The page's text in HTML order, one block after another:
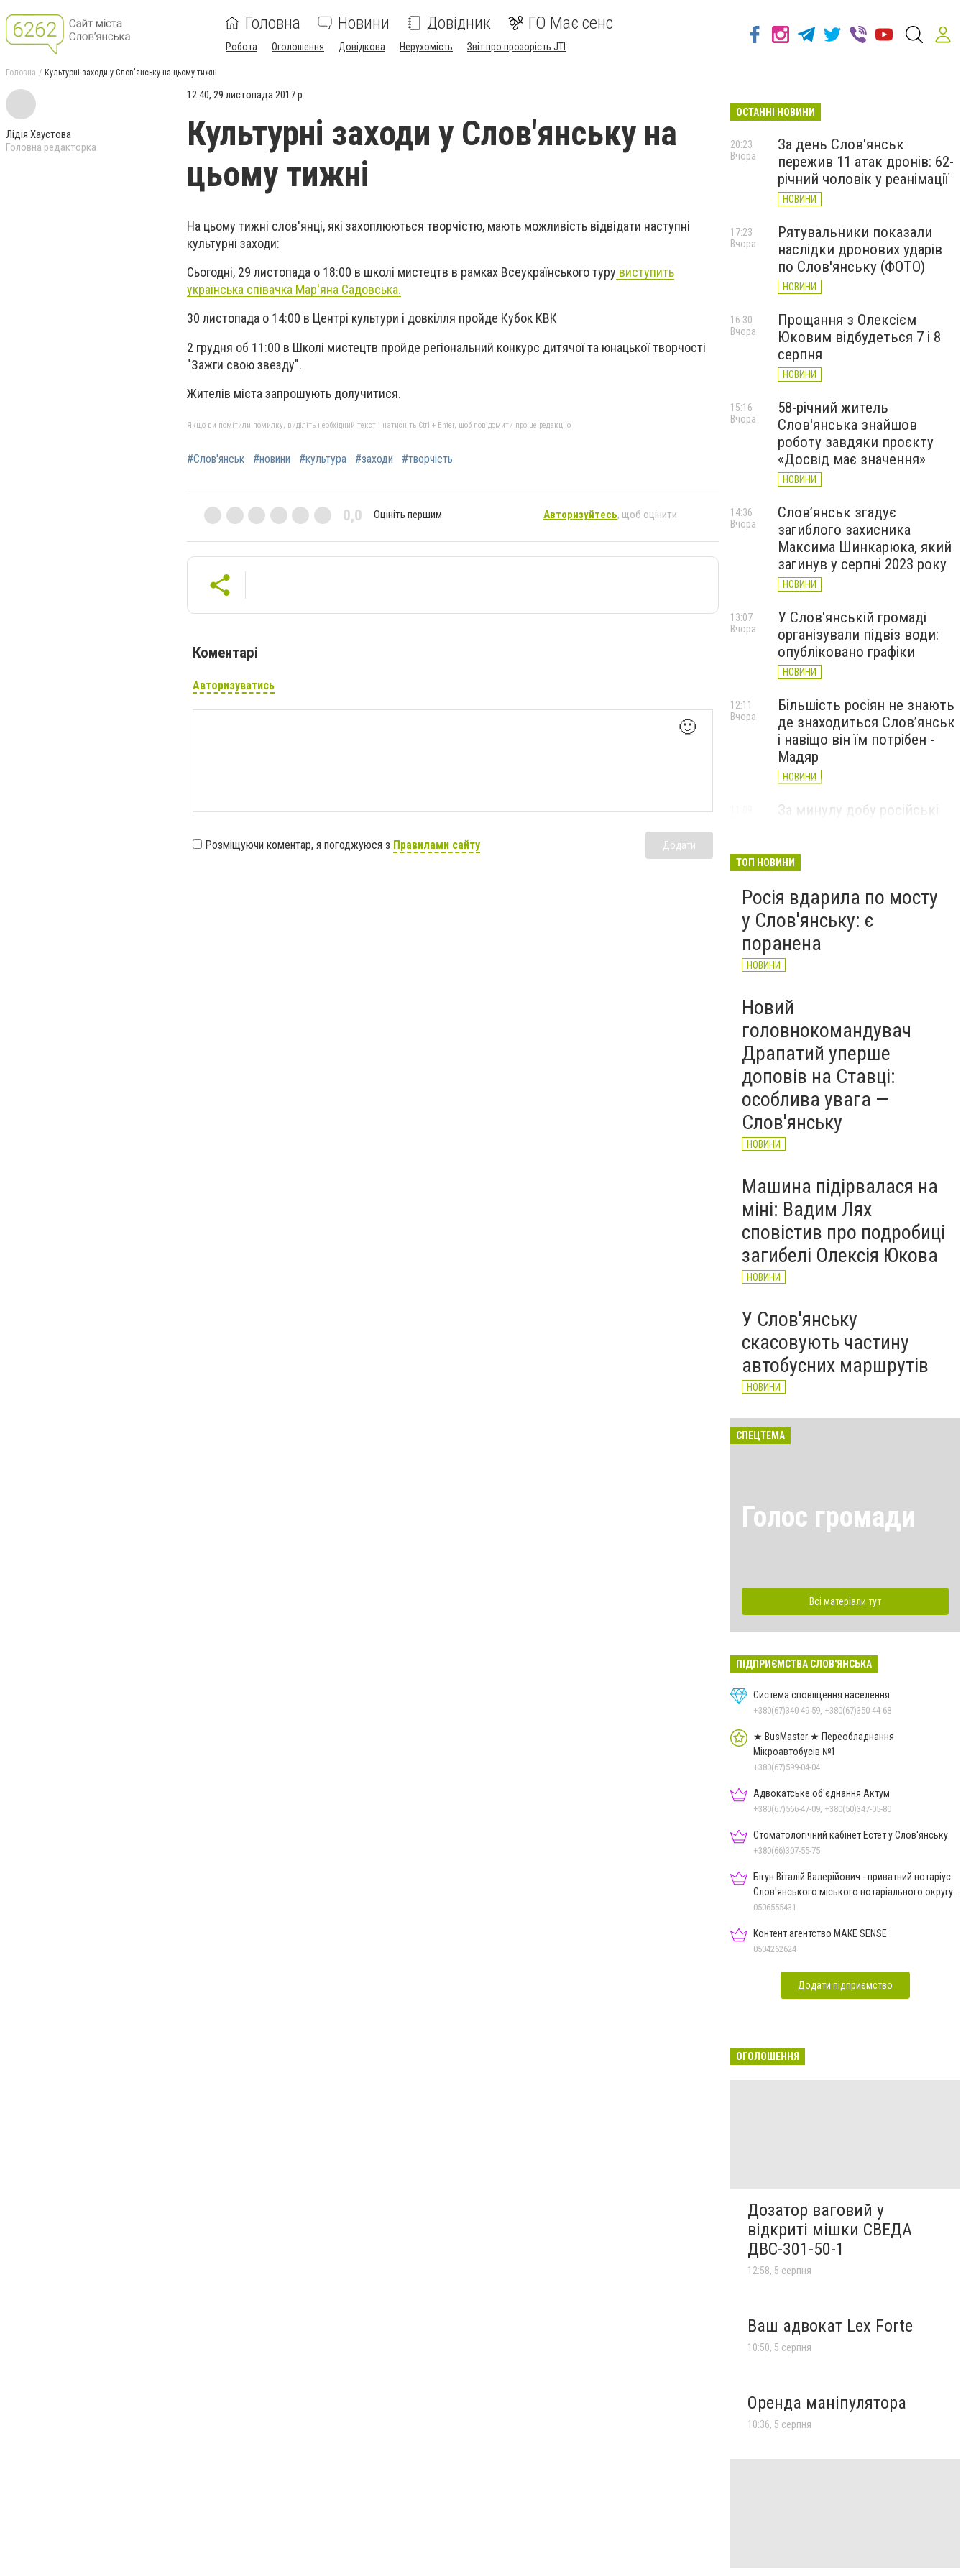
Головна Новини Довідник ГО Має сенс
Робота Оголошення Довідкова Нерухомість Звіт про прозорість JTI
Головна Культурні заходи у Слов'янську на цьому тижні
Лідія Хаустова
Головна редакторка
12:40, 29 листопада 2017 р.
Культурні заходи у Слов'янську на
цьому тижні
На цьому тижні слов'янці, які захоплюються творчістю, мають можливість відвідати наступні
культурні заходи:
Сьогодні, 29 листопада о 18:00 в школі мистецтв в рамках Всеукраїнського туру виступить
українська співачка Мар'яна Садовська.
30 листопада о 14:00 в Центрі культури і довкілля пройде Кубок КВК
2 грудня об 11:00 в Школі мистецтв пройде регіональний конкурс дитячої та юнацької творчості
"Зажги свою звезду".
Жителів міста запрошують долучитися.
Якщо ви помітили помилку, виділіть необхідний текст і натисніть Ctrl + Enter, щоб повідомити про це редакцію
#Слов'янськ #новини #культура #заходи #творчість
0,0 Оцініть першим Авторизуйтесь, щоб оцінити
Коментарі
Авторизуватись
🙂
Розміщуючи коментар, я погоджуюся з Правилами сайту Додати
ОСТАННІ НОВИНИ
За день Слов'янськ
пережив 11 атак дронів: 62-
річний чоловік у реанімації
НОВИНИ
20:23
Вчора
Рятувальники показали
наслідки дронових ударів
по Слов'янську (ФОТО)
НОВИНИ
17:23
Вчора
Прощання з Олексієм
Юковим відбудеться 7 і 8
серпня
НОВИНИ
16:30
Вчора
58-річний житель
Слов'янська знайшов
роботу завдяки проєкту
«Досвід має значення»
НОВИНИ
15:16
Вчора
Слов’янськ згадує
загиблого захисника
Максима Шинкарюка, який
загинув у серпні 2023 року
НОВИНИ
14:36
Вчора
У Слов'янській громаді
організували підвіз води:
опубліковано графіки
НОВИНИ
13:07
Вчора
Більшість росіян не знають
де знаходиться Слов’янськ
і навіщо він їм потрібен -
Мадяр
НОВИНИ
12:11
Вчора
За минулу добу російські
великої війни: 6 серпня
ТОП НОВИНИ
Росія вдарила по мосту
у Слов'янську: є
поранена
НОВИНИ
Новий
головнокомандувач
Драпатий уперше
доповів на Ставці:
особлива увага —
Слов'янську
НОВИНИ
Машина підірвалася на
міні: Вадим Лях
сповістив про подробиці
загибелі Олексія Юкова
НОВИНИ
У Слов'янську
скасовують частину
автобусних маршрутів
НОВИНИ
СПЕЦТЕМА
Голос громади
Всі матеріали тут
ПІДПРИЄМСТВА СЛОВ'ЯНСЬКА
Система сповіщення населення
+380(67)340-49-59, +380(67)350-44-68
★ BusMaster ★ Переобладнання
Мікроавтобусів №1
+380(67)599-04-04
Адвокатське об'єднання Актум
+380(67)566-47-09, +380(50)347-05-80
Стоматологічний кабінет Естет у Слов'янську
+380(66)307-55-75
Бігун Віталій Валерійович - приватний нотаріус
Слов'янського міського нотаріального округу
Дон.обл.
0506555431
Контент агентство MAKE SENSE
0504262624
Додати підприємство
ОГОЛОШЕННЯ
Дозатор ваговий у
відкриті мішки СВЕДА
ДВС-301-50-1
12:58, 5 серпня
Ваш адвокат Lex Forte
10:50, 5 серпня
Оренда маніпулятора
10:36, 5 серпня